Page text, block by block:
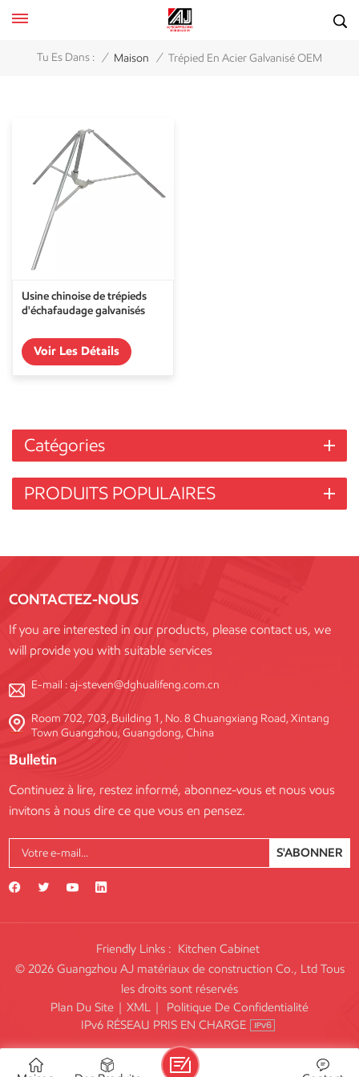
Tu Es Dans : / Maison / Trépied En Acier Galvanisé OEM
Usine chinoise de trépieds
d'échafaudage galvanisés
Voir Les Détails
Catégories
PRODUITS POPULAIRES
CONTACTEZ-NOUS
If you are interested in our products, please contact us, we
will provide you with suitable services
E-mail :aj-steven@dghualifeng.com.cn
Room 702, 703, Building 1, No. 8 Chuangxiang Road, Xintang
Town Guangzhou, Guangdong, China
Bulletin
Continuez à lire, restez informé, abonnez-vous et nous vous
invitons à nous dire ce que vous en pensez.
S'ABONNER
Friendly Links : Kitchen Cabinet
© 2026 Guangzhou AJ matériaux de construction Co., Ltd Tous
les droits sont réservés
Plan Du Site | XML |
Politique De Confidentialité
IPv6 RÉSEAU PRIS EN CHARGE